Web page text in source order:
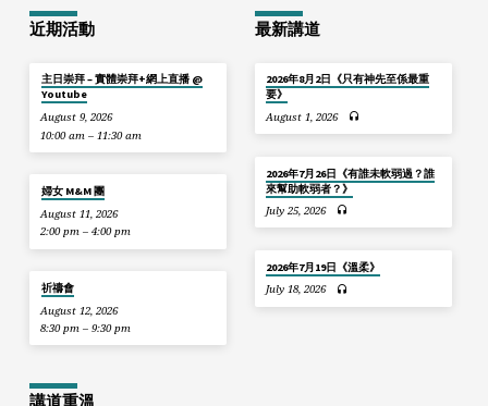
近期活動
主日崇拜 – 實體崇拜+網上直播 @
Youtube
August 9, 2026
10:00 am – 11:30 am
婦女 M&M 團
August 11, 2026
2:00 pm – 4:00 pm
祈禱會
August 12, 2026
8:30 pm – 9:30 pm
最新講道
2026年8月2日《只有神先至係最重
要》
August 1, 2026
2026年7月26日《有誰未軟弱過？誰
來幫助軟弱者？》
July 25, 2026
2026年7月19日《溫柔》
July 18, 2026
講道重溫